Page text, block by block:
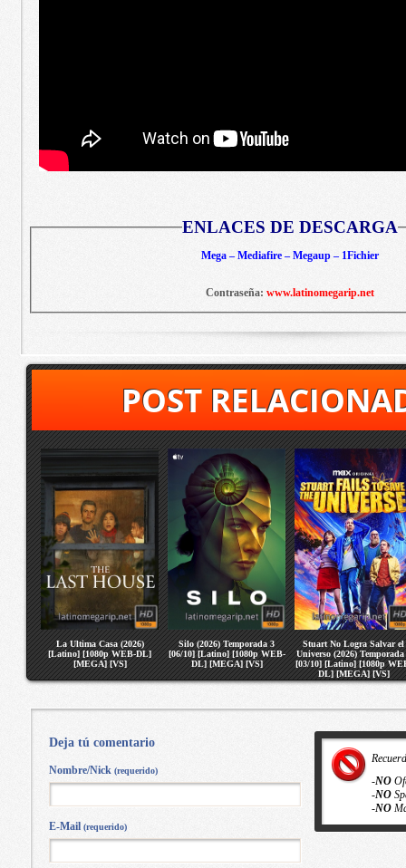
ENLACES DE DESCARGA
Mega – Mediafire – Megaup – 1Fichier
Contraseña: www.latinomegarip.net
POST
La Ultima Casa (2026)
[Latino] [1080p WEB-DL]
[MEGA] [VS]
Silo (2026) Temporada 3
[06/10] [Latino] [1080p WEB-
DL] [MEGA] [VS]
Stuart No Logra Salvar el
Universo (2026) Temporada
[03/10] [Latino] [1080p
DL] [MEGA] [VS]
-NO
-NO
-NO
Deja tú comentario
Nombre/Nick (requerido)
E-Mail (requerido)